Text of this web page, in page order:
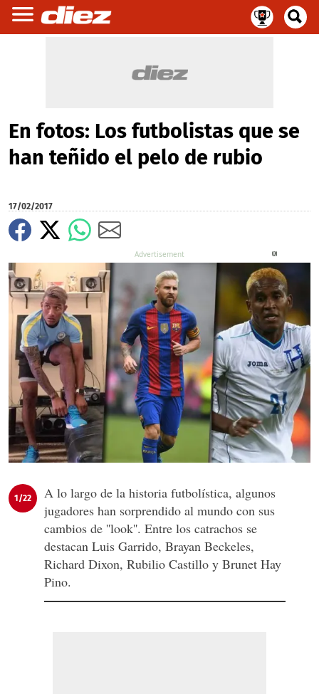
En fotos: Los futbolistas que se
han teñido el pelo de rubio
17/02/2017
1/22
A lo largo de la historia futbolística, algunos
jugadores han sorprendido al mundo con sus
cambios de ''look''. Entre los catrachos se
destacan Luis Garrido, Brayan Beckeles,
Richard Dixon, Rubilio Castillo y Brunet Hay
Pino.
X